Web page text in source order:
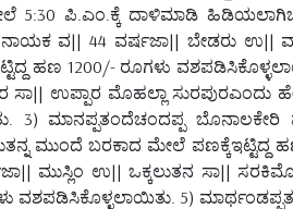
ಪಿ.ಎಂ.ಕ್ಕೆ ದಾಳಿಮಾಡಿ
ವ|| 44 ವರ್ಷಜಾ|| ಬೇಡರು ಉ||
ಹಣ 1200/- ರೂಗಳು
ಉಪ್ಪಾರ ಮೊಹಲ್ಲಾ ಸುರಪುರಎಂದು
3) ಮಾನಪ್ಪತಂದೆಚಂದಪ್ಪ
ಮುಂದೆ ಬರಕಾದ ಮೇಲೆ
ಮುಸ್ಲಿಂ ಉ|| ಒಕ್ಕಲುತನ ಸಾ||
ವಶಪಡಿಸಿಕೊಳ್ಳಲಾಯಿತು. 5)